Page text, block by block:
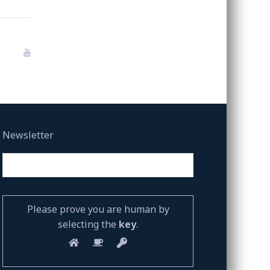
Newsletter
Please prove you are human by
selecting the key.